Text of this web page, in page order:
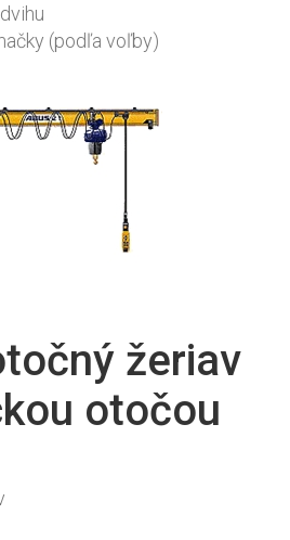
(podľa voľby)
žeriav
otočou